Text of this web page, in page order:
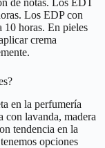
de notas. Los EDT
Los EDP con
10 horas. En pieles
crema
en la perfumería
con lavanda, madera
tendencia en la
opciones